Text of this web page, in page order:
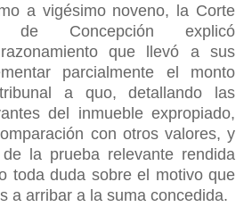
a vigésimo noveno, la Corte
de Concepción explicó
que llevó a sus
parcialmente el monto
a quo, detallando las
del inmueble expropiado,
con otros valores, y
la prueba relevante rendida
toda duda sobre el motivo que
a arribar a la suma concedida.